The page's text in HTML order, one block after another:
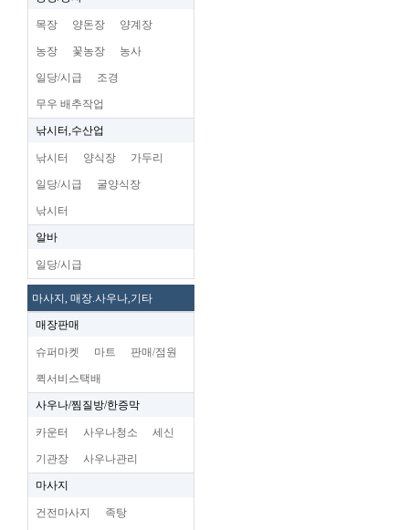
목장 양돈장 양계장
농장 꽃농장 농사
일당/시급 조경
무우 배추작업
낚시터,수산업
낚시터 양식장 가두리
일당/시급 굴양식장
낚시터
알바
일당/시급
마사지, 매장.사우나,기타
매장판매
슈퍼마켓 마트 판매/점원
퀵서비스택배
사우나/찜질방/한증막
카운터 사우나청소 세신
기관장 사우나관리
마사지
건전마사지 족탕